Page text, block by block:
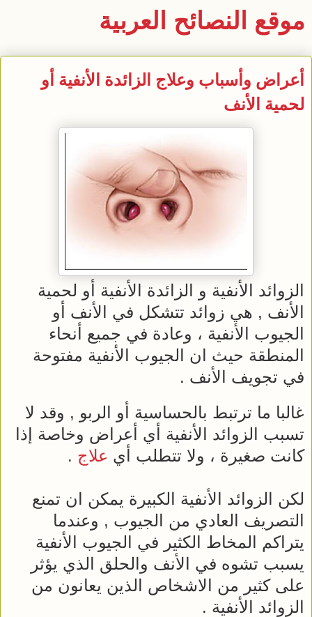
موقع النصائح العربية
أعراض وأسباب وعلاج الزائدة الأنفية أو
لحمية الأنف
الزوائد الأنفية و الزائدة الأنفية أو لحمية
الأنف , هي زوائد تتشكل في الأنف أو
الجيوب الأنفية ، وعادة في جميع أنحاء
المنطقة حيث ان الجيوب الأنفية مفتوحة
في تجويف الأنف .
غالبا ما ترتبط بالحساسية أو الربو , وقد لا
تسبب الزوائد الأنفية أي أعراض وخاصة إذا
كانت صغيرة ، ولا تتطلب أي علاج .
لكن الزوائد الأنفية الكبيرة يمكن ان تمنع
التصريف العادي من الجيوب , وعندما
يتراكم المخاط الكثير في الجيوب الأنفية
يسبب تشوه في الأنف والحلق الذي يؤثر
على كثير من الاشخاص الذين يعانون من
الزوائد الأنفية .